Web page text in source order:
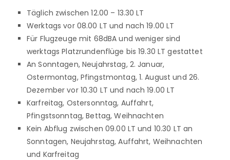
Täglich zwischen 12.00 – 13.30 LT
Werktags vor 08.00 LT und nach 19.00 LT
Für Flugzeuge mit 68dBA und weniger sind
werktags Platzrundenflüge bis 19.30 LT gestattet
An Sonntagen, Neujahrstag, 2. Januar,
Ostermontag, Pfingstmontag, 1. August und 26.
Dezember vor 10.30 LT und nach 19.00 LT
Karfreitag, Ostersonntag, Auffahrt,
Pfingstsonntag, Bettag, Weihnachten
Kein Abflug zwischen 09.00 LT und 10.30 LT an
Sonntagen, Neujahrstag, Auffahrt, Weihnachten
und Karfreitag